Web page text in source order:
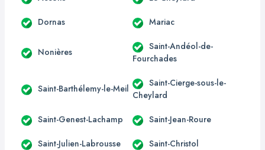
Dornas Mariac
Nonières
Saint-Andéol-de-
Fourchades
Saint-Barthélemy-le-Meil
Saint-Cierge-sous-le-
Cheylard
Saint-Genest-Lachamp Saint-Jean-Roure
Saint-Julien-Labrousse Saint-Christol